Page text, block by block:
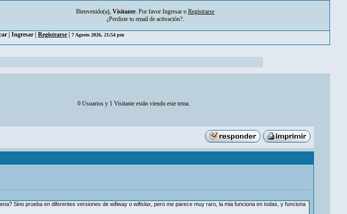
Bienvenido(a), Visitante. Por favor Ingresar o Registrarse
¿Perdiste tu email de activación?.
Ingresar Registrarse 7 Agosto 2026, 21:54 pm
0 Usuarios y 1 Visitante están viendo este tema.
Sino prueba en diferentes versiones de wifiway o wifislax, pero me parece muy raro, la mia funciona en todas, y funciona